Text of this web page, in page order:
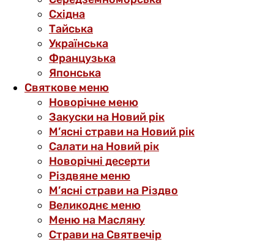
Східна
Тайська
Українська
Французька
Японська
Святкове меню
Новорічне меню
Закуски на Новий рік
М’ясні страви на Новий рік
Салати на Новий рік
Новорічні десерти
Різдвяне меню
М’ясні страви на Різдво
Великоднє меню
Меню на Масляну
Страви на Святвечір